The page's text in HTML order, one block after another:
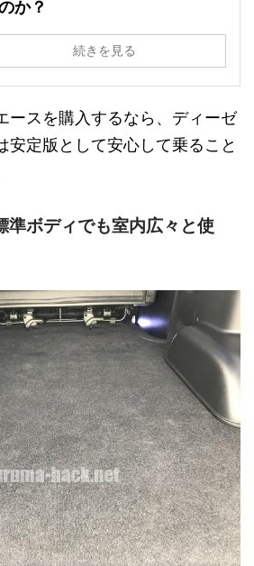
か？
続きを見る
ースを購入するなら、ディーゼ
安定版として安心して乗ること
準ボディでも室内広々と使